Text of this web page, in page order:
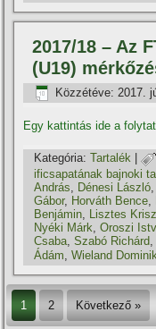
2017/18 – Az
(U19)
Közzétéve: 2017.
Egy kattintás ide a
Kategória: Tartalék |
ificsapatának bajnoki
András, Dénesi László,
Gábor, Horváth Bence,
Benjámin, Lisztes
Nyéki Márk,Oroszi
Csaba,Szabó Richárd
Ádám ,Wieland Dominik
1 2 Következő »